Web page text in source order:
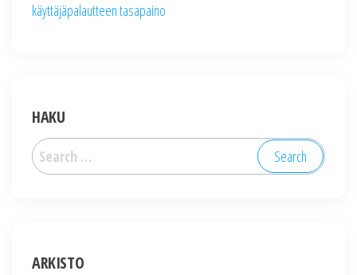
käyttäjäpalautteen tasapaino
HAKU
Search
for:
ARKISTO